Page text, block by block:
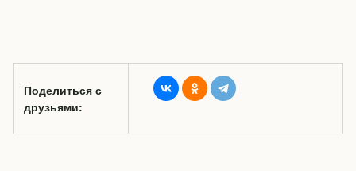
Поделиться с
друзьями: